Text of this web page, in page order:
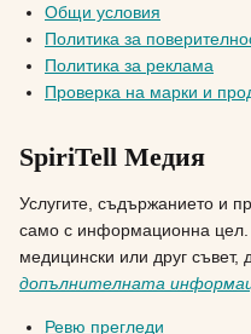
Общи условия
Политика за
Политика за реклама
Проверка на марки и
SpiriTell Медия
Услугите, съдържанието и
само с информационна цел.
медицински или друг съвет,
допълнителната
Ревю прегледи